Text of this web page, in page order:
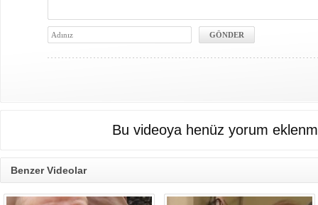
Bu videoya henüz yorum
Benzer Videolar